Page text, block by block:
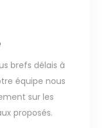
brefs délais à
équipe nous
sur les
proposés.